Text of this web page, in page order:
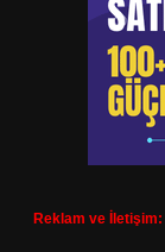
Reklam ve İletişim: